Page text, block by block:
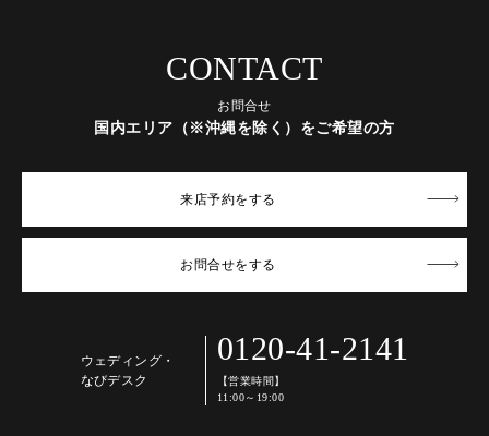
CONTACT
お問合せ
国内エリア（※沖縄を除く）をご希望の方
来店予約をする
お問合せをする
ウェディング・
なびデスク
0120-41-2141
【営業時間】
11:00～19:00